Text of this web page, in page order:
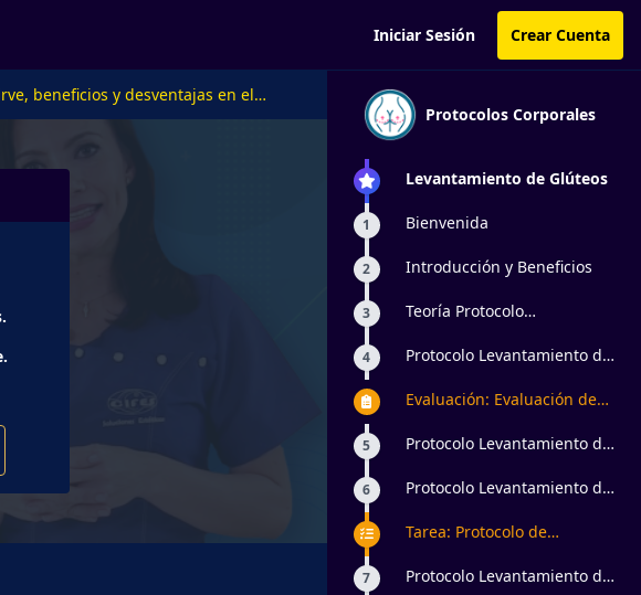
Iniciar Sesión Crear Cuenta
beneficios y desventajas en el
Protocolos Corporales
Levantamiento de Glúteos
1 Bienvenida
2 Introducción y Beneficios
3
Teoría Protocolo
4
Protocolo Levantamiento de
Práctica
Evaluación: Evaluación de
5
Protocolo Levantamiento de
6
Protocolo Levantamiento de
Tarea: Protocolo de
con aparatología estética
7
Protocolo Levantamiento de